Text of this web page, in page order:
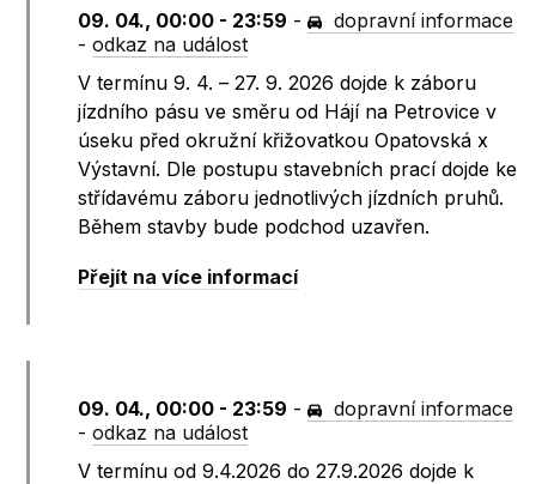
09. 04., 00:00 - 23:59 -
dopravní informace
-odkaz na událost
V termínu 9. 4. – 27. 9. 2026 dojde k záboru
jízdního pásu ve směru od Hájí na Petrovice v
úseku před okružní křižovatkou Opatovská x
Výstavní. Dle postupu stavebních prací dojde ke
střídavému záboru jednotlivých jízdních pruhů.
Během stavby bude podchod uzavřen.
Přejít na více informací
09. 04., 00:00 - 23:59 -
dopravní informace
-odkaz na událost
V termínu od 9.4.2026 do 27.9.2026 dojde k